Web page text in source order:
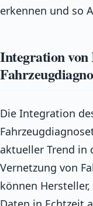
erkennen und so
Integration von
Die Integration
aktueller Trend in
Vernetzung von
können